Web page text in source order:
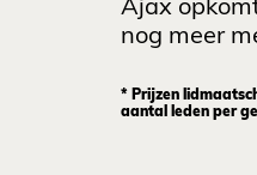
Ajax
nog meer
* Prijzen
aantal leden per